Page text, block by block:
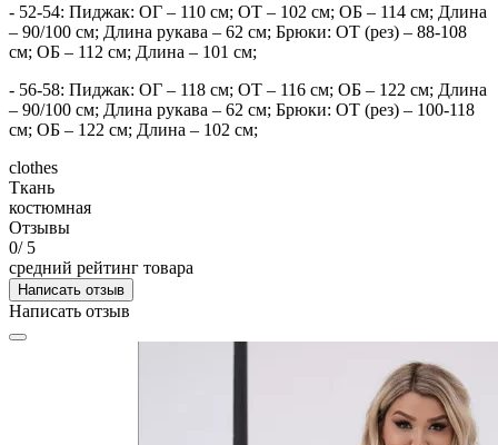
- 52-54: Пиджак: ОГ – 110 см; ОТ – 102 см; ОБ – 114 см; Длина
– 90/100 см; Длина рукава – 62 см; Брюки: ОТ (рез) – 88-108
см; ОБ – 112 см; Длина – 101 см;
- 56-58: Пиджак: ОГ – 118 см; ОТ – 116 см; ОБ – 122 см; Длина
– 90/100 см; Длина рукава – 62 см; Брюки: ОТ (рез) – 100-118
см; ОБ – 122 см; Длина – 102 см;
clothes
Ткань
костюмная
Отзывы
0/ 5
средний рейтинг товара
Написать отзыв
Написать отзыв